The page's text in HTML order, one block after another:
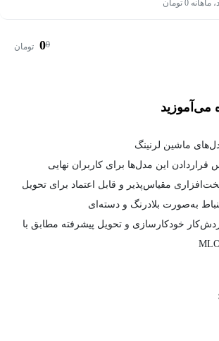
0
0 تومان
می‌آموزید
ماشین لرنینگ
این مدل‌ها برای کاربران نهایی
مقیاس‌پذیر و قابل اعتماد برای تحویل
به‌صورت بلادرنگ و دسته‌ای
خودکارسازی و تحویل پیشرفته مطابق با